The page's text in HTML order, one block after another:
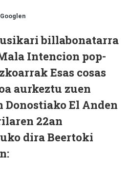
billabonatarra
Intencion pop-
Esas cosas
aurkeztu zuen
Donostiako El Anden
22an
dira Beertoki